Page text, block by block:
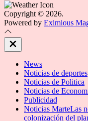
Copyright © 2026.
Powered by Eximious
Close
Off
News
Noticias de deportes
Noticias de Politica
Noticias de
Publicidad
Noticias MarteLas
colonización del